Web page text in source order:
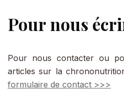
Pour nous
Pour nous contacter ou
articles sur la
formulaire de contact >>>